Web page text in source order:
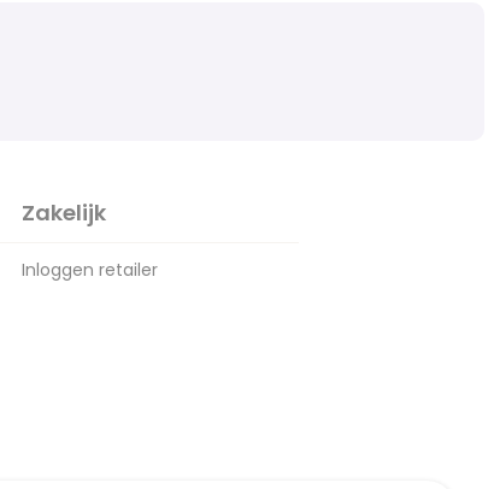
Zakelijk
Inloggen retailer